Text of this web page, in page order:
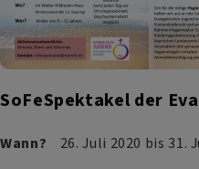
SoFeSpektakel der
Wann? 26. Juli 2020 bis 31.